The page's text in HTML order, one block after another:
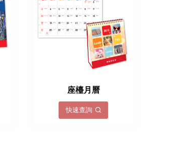
座檯月曆
快速查詢